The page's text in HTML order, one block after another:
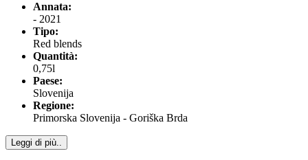
Annata:
- 2021
Tipo:
Red blends
Quantità:
0,75l
Paese:
Slovenija
Regione:
Primorska Slovenija - Goriška Brda
Leggi di più..